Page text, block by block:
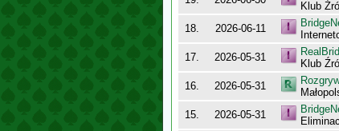
Klub
18. 2026-06-11
17. 2026-05-31
Klub
16. 2026-05-31
15. 2026-05-31